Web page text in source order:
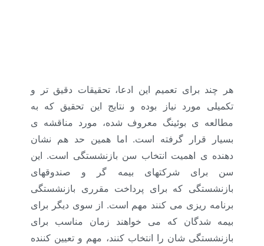
هر چند برای تعمیم این ادعا، تحقیقات دقیق تر و
تکمیلی مورد نیاز بوده و نتایج این تحقیق که به
مطالعه ی بوئینگ معروف شده، مورد مناقشه ی
بسیار قرار گرفته است. اما همین حد هم نشان
دهنده ی اهمیت انتخاب سن بازنشستگی است. این
سن برای شرکتهای بیمه گر و صندوقهای
بازنشستگی که برای پرداخت مقرری بازنشستگی
برنامه ­ریزی می­ کنند مهم است. از سوی دیگر برای
بیمه شدگان که می خواهند زمان مناسب برای
بازنشستگی شان را انتخاب کنند، مهم و تعیین کننده